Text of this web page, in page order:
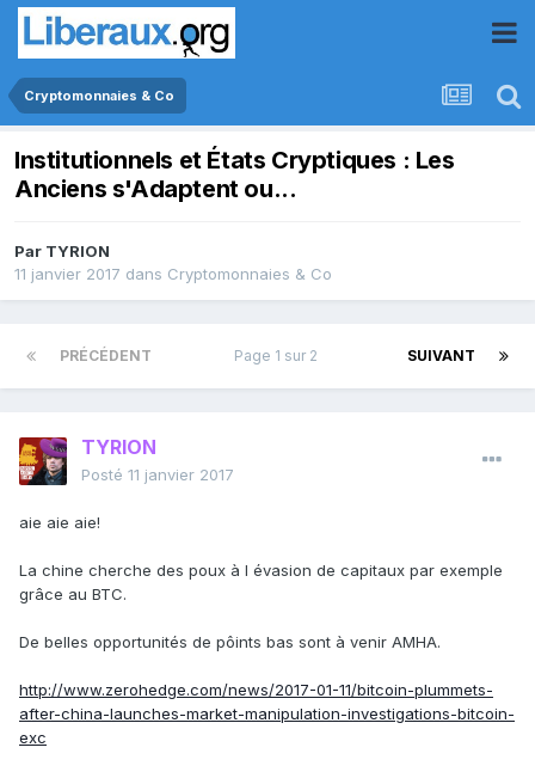
Cryptomonnaies & Co
Institutionnels et États Cryptiques : Les
Anciens s'Adaptent ou...
Par TYRION
11 janvier 2017 dans Cryptomonnaies & Co
PRÉCÉDENT SUIVANT
Page 1 sur 2
TYRION
Posté 11 janvier 2017
aie aie aie!
La chine cherche des poux à l évasion de capitaux par exemple
grâce au BTC.
De belles opportunités de pôints bas sont à venir AMHA.
http://www.zerohedge.com/news/2017-01-11/bitcoin-plummets-
after-china-launches-market-manipulation-investigations-bitcoin-
exc